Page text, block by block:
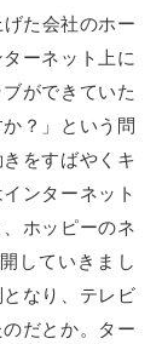
た会社のホー
ーネット上に
ができていた
？」という問
をすばやくキ
ンターネット
ホッピーのネ
していきまし
なり、テレビ
だとか。ター